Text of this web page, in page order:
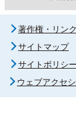
著作権・リン
サイトマップ
サイトポリシー
ウェブアクセ